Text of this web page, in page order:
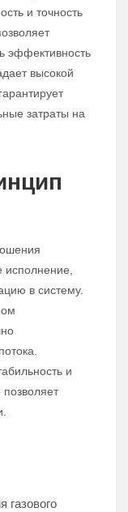
и точность
эффективность
высокой
затраты на
в систему.
и
газового